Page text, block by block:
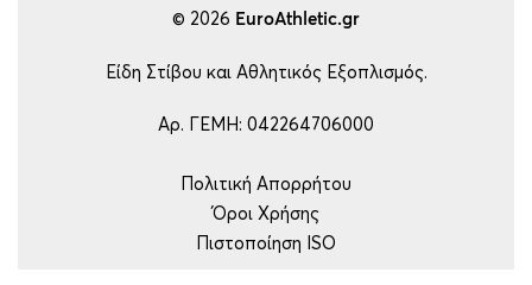
Επικοινωνία
Άλμα επί κοντώ
Εμπόδια-Δρόμος
Εξοπλισμός
Μπάσκετ
Ping Pong
Βόλεϋ
Ρυθμική Γυμναστική
Είδη Γυμναστικής
© 2026 EuroAthletic.gr
Είδη Στίβου και Αθλητικός Εξοπλισμός.
Αρ. ΓΕΜΗ: 042264706000
Πολιτική Απορρήτου
Όροι Χρήσης
Πιστοποίηση ISO